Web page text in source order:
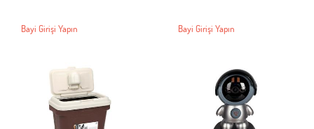
Bayi Girişi Yapın Bayi Girişi Yapın